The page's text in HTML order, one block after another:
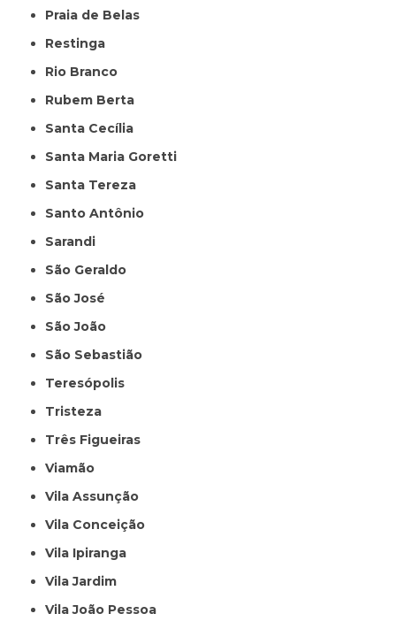
Praia de Belas
Restinga
Rio Branco
Rubem Berta
Santa Cecília
Santa Maria Goretti
Santa Tereza
Santo Antônio
Sarandi
São Geraldo
São José
São João
São Sebastião
Teresópolis
Tristeza
Três Figueiras
Viamão
Vila Assunção
Vila Conceição
Vila Ipiranga
Vila Jardim
Vila João Pessoa